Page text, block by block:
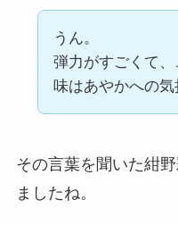
うん。
弾力がすごくて
味はあやかへの気
その言葉を聞いた紺
ましたね。